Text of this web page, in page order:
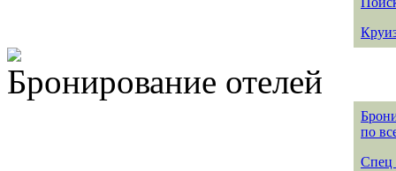
Бронирование отелей
по
Спец